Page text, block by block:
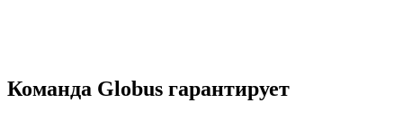
Команда Globus гарантирует